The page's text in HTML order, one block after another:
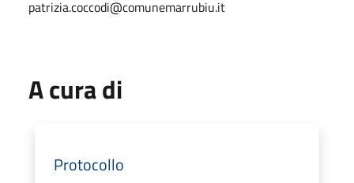
patrizia.coccodi@comunemarrubiu.it
A cura di
Protocollo